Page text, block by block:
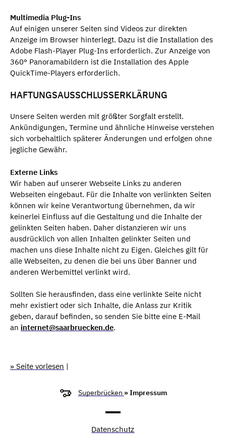
Multimedia Plug-Ins
Auf einigen unserer Seiten sind Videos zur direkten
Anzeige im Browser hinterlegt. Dazu ist die Installation des
Adobe Flash-Player Plug-Ins erforderlich. Zur Anzeige von
360° Panoramabildern ist die Installation des Apple
QuickTime-Players erforderlich.
HAFTUNGSAUSSCHLUSSERKLÄRUNG
Unsere Seiten werden mit größter Sorgfalt erstellt.
Ankündigungen, Termine und ähnliche Hinweise verstehen
sich vorbehaltlich späterer Änderungen und erfolgen ohne
jegliche Gewähr.
Externe Links
Wir haben auf unserer Webseite Links zu anderen
Webseiten eingebaut. Für die Inhalte von verlinkten Seiten
können wir keine Verantwortung übernehmen, da wir
keinerlei Einfluss auf die Gestaltung und die Inhalte der
gelinkten Seiten haben. Daher distanzieren wir uns
ausdrücklich von allen Inhalten gelinkter Seiten und
machen uns diese Inhalte nicht zu Eigen. Gleiches gilt für
alle Webseiten, zu denen die bei uns über Banner und
anderen Werbemittel verlinkt wird.
Sollten Sie herausfinden, dass eine verlinkte Seite nicht
mehr existiert oder sich Inhalte, die Anlass zur Kritik
geben, darauf befinden, so senden Sie bitte eine E-Mail
an internet@saarbruecken.de.
» Seite vorlesen |
Superbrücken » Impressum
Datenschutz